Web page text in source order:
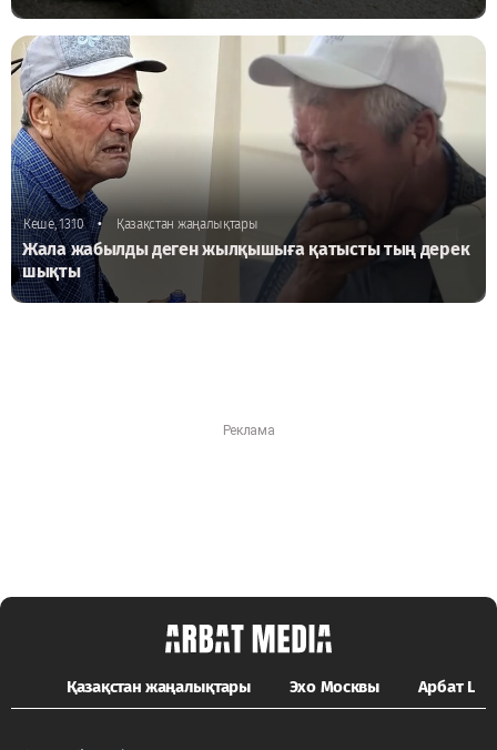
Кеше, 13:10 • Қазақстан жаңалықтары
Жала жабылды деген жылқышыға қатысты тың дерек
шықты
Қазақстан жаңалықтары Эхо Москвы Арбат LIFE